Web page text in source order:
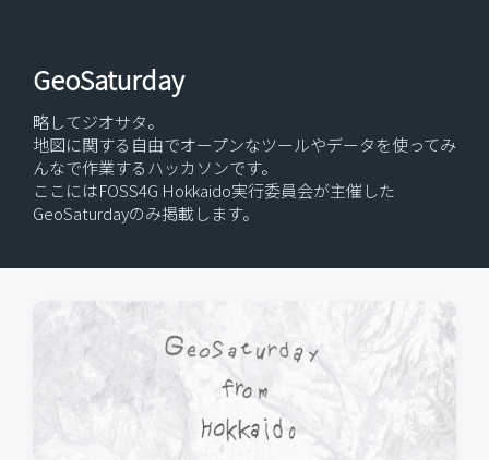
GeoSaturday
略してジオサタ。
地図に関する自由でオープンなツールやデータを使ってみ
んなで作業するハッカソンです。
ここにはFOSS4G Hokkaido実行委員会が主催した
GeoSaturdayのみ掲載します。